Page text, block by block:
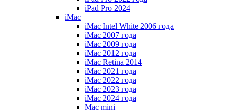
iPad Pro 2024
iMac
iMac Intel White 2006 года
iMac 2007 года
iMac 2009 года
iMac 2012 года
iMac Retina 2014
iMac 2021 года
iMac 2022 года
iMac 2023 года
iMac 2024 года
Mac mini